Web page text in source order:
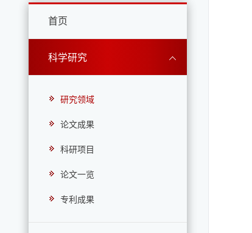
首页
科学研究
研究领域
论文成果
科研项目
论文一览
专利成果